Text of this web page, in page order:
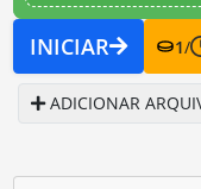
INICIAR 1/
ADICIONAR